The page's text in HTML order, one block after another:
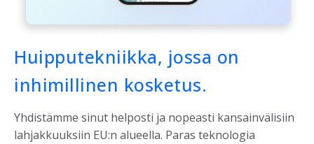
Huipputekniikka, jossa on
inhimillinen kosketus.
Yhdistämme sinut helposti ja nopeasti kansainvälisiin
lahjakkuuksiin EU:n alueella. Paras teknologia